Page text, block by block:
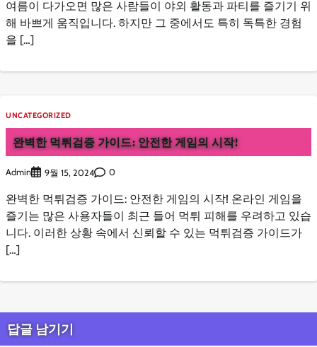
여름이 다가오면 많은 사람들이 야외 활동과 파티를 즐기기 위
해 바쁘게 움직입니다. 하지만 그 중에서도 특히 독특한 경험
을 […]
UNCATEGORIZED
완벽한 먹튀검증 가이드: 안전한 게임의 시작!
Admin 9월 15, 2024 0
완벽한 먹튀검증 가이드: 안전한 게임의 시작! 온라인 게임을
즐기는 많은 사용자들이 최근 들어 먹튀 피해를 우려하고 있습
니다. 이러한 상황 속에서 신뢰할 수 있는 먹튀검증 가이드가
[…]
답글 남기기